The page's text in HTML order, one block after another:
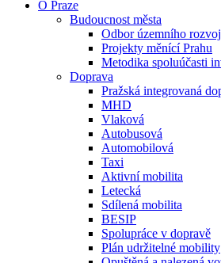
O Praze
Budoucnost města
Odbor územního
Projekty měnící Prahu
Metodika spoluúčasti
Doprava
Pražská integrovaná
MHD
Vlaková
Autobusová
Automobilová
Taxi
Aktivní mobilita
Letecká
Sdílená mobilita
BESIP
Spolupráce v dopravě
Plán udržitelné mobility